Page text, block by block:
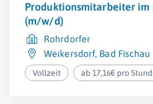
Produktionsmitarbeiter im
(m/w/d)
Rohrdorfer
Weikersdorf, Bad Fischau
Vollzeit ab 17,16€ pro